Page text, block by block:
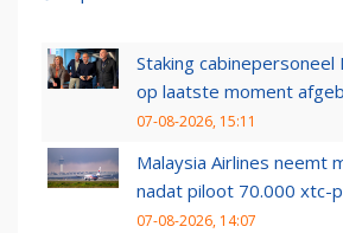
Staking cabinepersoneel
op laatste moment
07-08-2026, 15:11
Malaysia Airlines neemt
nadat piloot 70.000 xtc-
07-08-2026, 14:07